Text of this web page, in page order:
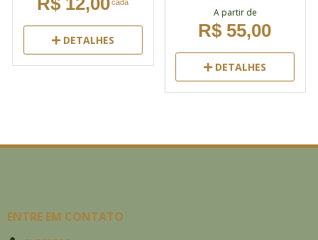
cada
DETALHES
A partir de
R$ 55,00
DETALHES
ENTRE EM CONTATO